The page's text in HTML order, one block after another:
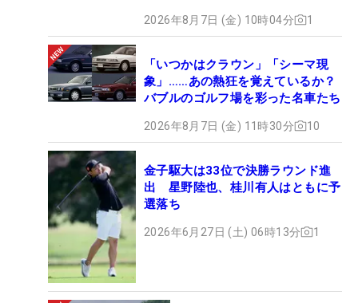
2026年8月7日 (金) 10時04分 1
「いつかはクラウン」「シーマ現
象」……あの熱狂を覚えているか？
バブルのゴルフ場を彩った名車たち
2026年8月7日 (金) 11時30分 10
金子駆大は33位で決勝ラウンド進
出 星野陸也、桂川有人はともに予
選落ち
2026年6月27日 (土) 06時13分 1